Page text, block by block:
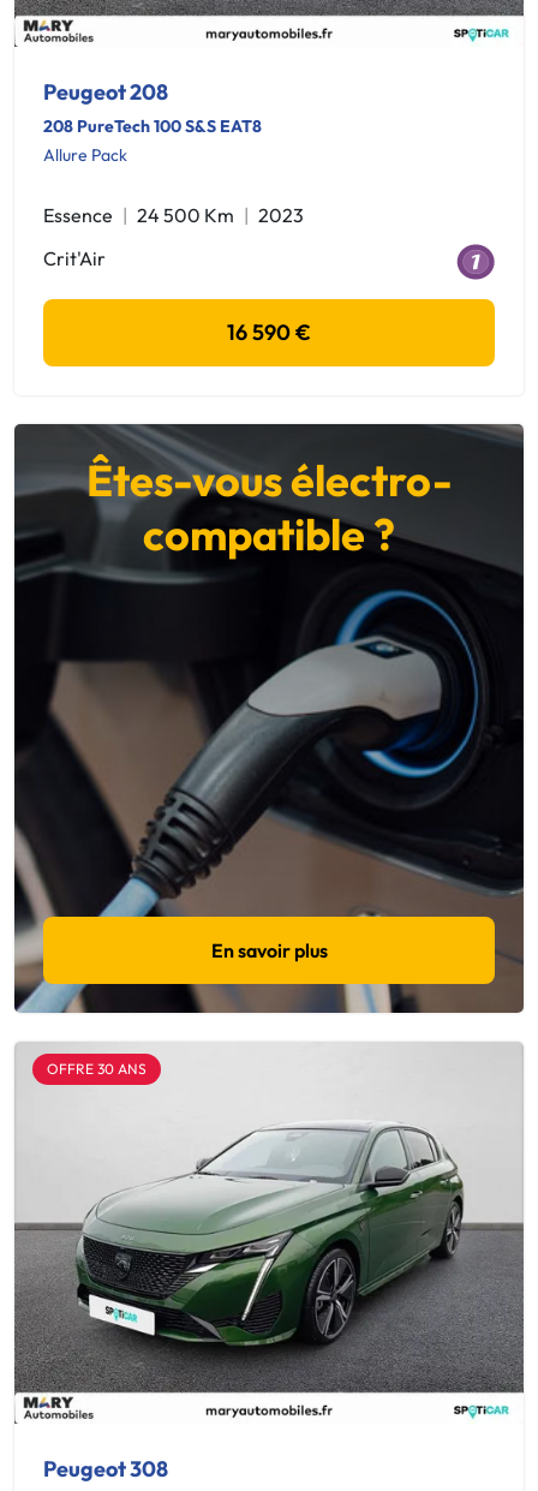
Peugeot 208
208 PureTech 100 S&S EAT8
Allure Pack
Essence 24 500 Km
2023
Crit'Air
16 590 €
Êtes-vous électro-
compatible ?
En savoir plus
OFFRE 30 ANS
Peugeot 308